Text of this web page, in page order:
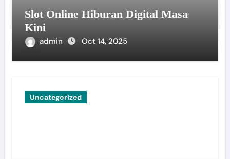
Slot Online Hiburan Digital Masa
Kini
admin Oct 14, 2025
Uncategorized